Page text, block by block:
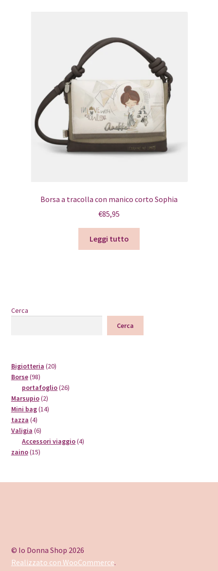
Borsa a tracolla con manico corto Sophia
€85,95
Leggi tutto
Cerca
Cerca
Bigiotteria 2020
Borse 9898
prodotti
portafoglio 2626
Marsupio 22
prodotti
Mini bag 1414
tazza 44
prodotti
Valigia 66
prodotti
Accessori viaggio 44
zaino 1515
© Io Donna Shop 2026
Realizzato con WooCommerce.